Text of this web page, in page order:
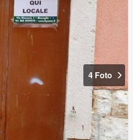
4 Foto